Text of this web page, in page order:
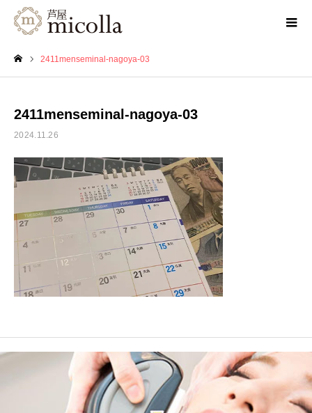
2411menseminal-nagoya-03
2411menseminal-nagoya-03
2024.11.26